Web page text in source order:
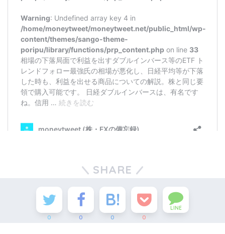
SHARE
0 0 0 0
LINE